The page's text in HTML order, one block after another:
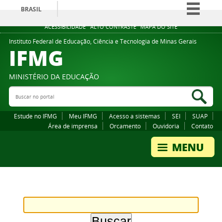
ACESSIBILIDADE ALTO CONTRASTE MAPA DO SITE
BRASIL
Simplifique!
Comunica BR
Legislação
Instituto Federal de Educação, Ciência e Tecnologia de Minas Gerais
IFMG
MINISTÉRIO DA EDUCAÇÃO
Buscar no portal
Estude no IFMG Meu IFMG Acesso a sistemas SEI
SUAP
Área de imprensa
Orcamento Ouvidoria Contato